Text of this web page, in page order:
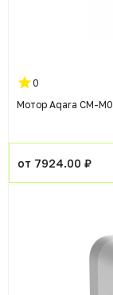
0
Мотор Aqara CM-
от 7924.00 ₽